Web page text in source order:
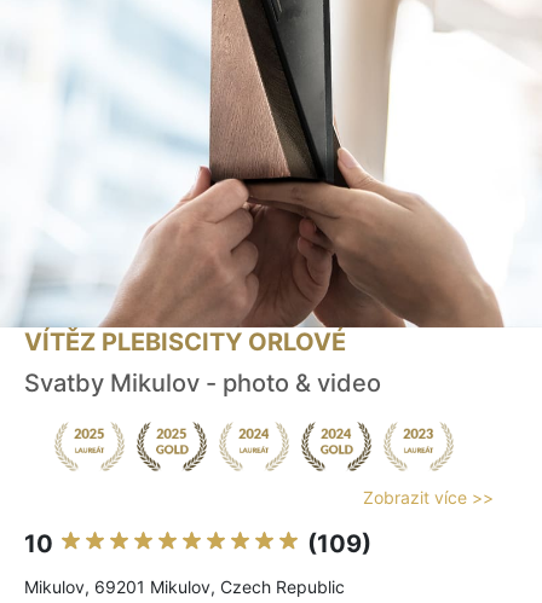
VÍTĚZ PLEBISCITY ORLOVÉ
Svatby Mikulov - photo & video
Zobrazit více >>
10 (109)
Mikulov, 69201 Mikulov, Czech Republic